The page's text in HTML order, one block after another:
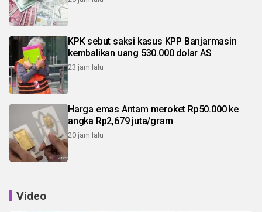
KPK sebut saksi kasus KPP Banjarmasin
kembalikan uang 530.000 dolar AS
23 jam lalu
Harga emas Antam meroket Rp50.000 ke
angka Rp2,679 juta/gram
20 jam lalu
Video